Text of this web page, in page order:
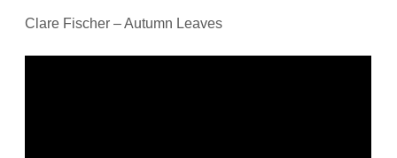
Clare Fischer – Autumn Leaves